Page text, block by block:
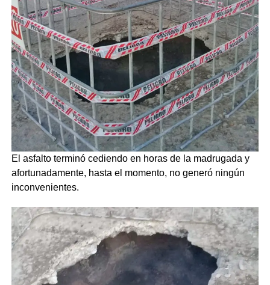
El asfalto terminó cediendo en horas de la madrugada y
afortunadamente, hasta el momento, no generó ningún
inconvenientes.